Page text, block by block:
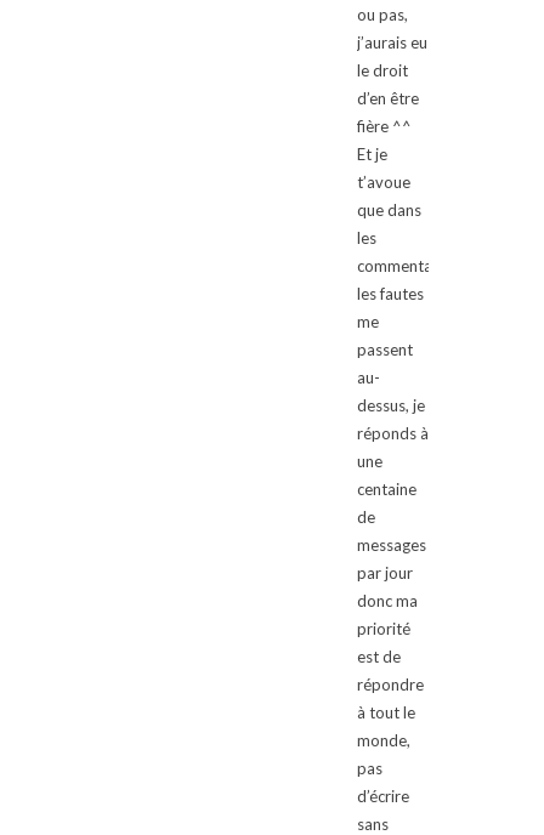
ou pas,
j’aurais eu
le droit
d’en être
fière ^^
Et je
t’avoue
que dans
les
commentaires,
les fautes
me
passent
au-
dessus, je
réponds à
une
centaine
de
messages
par jour
donc ma
priorité
est de
répondre
à tout le
monde,
pas
d’écrire
sans